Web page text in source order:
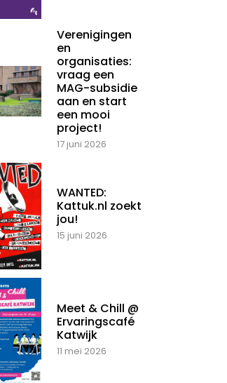
Verenigingen
en
organisaties:
vraag een
MAG-subsidie
aan en start
een mooi
project!
17 juni 2026
WANTED:
Kattuk.nl zoekt
jou!
15 juni 2026
Meet & Chill @
Ervaringscafé
Katwijk
11 mei 2026